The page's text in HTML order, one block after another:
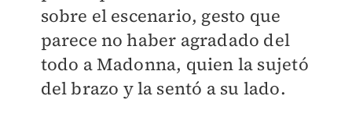
sobre el escenario, gesto que
parece no haber agradado del
todo a Madonna, quien la sujetó
del brazo y la sentó a su lado.